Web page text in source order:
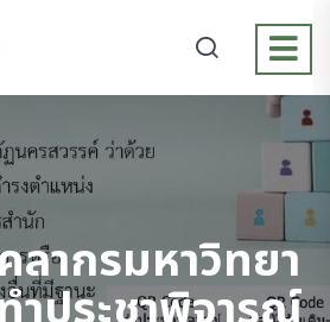
ากรมหาวิทยา